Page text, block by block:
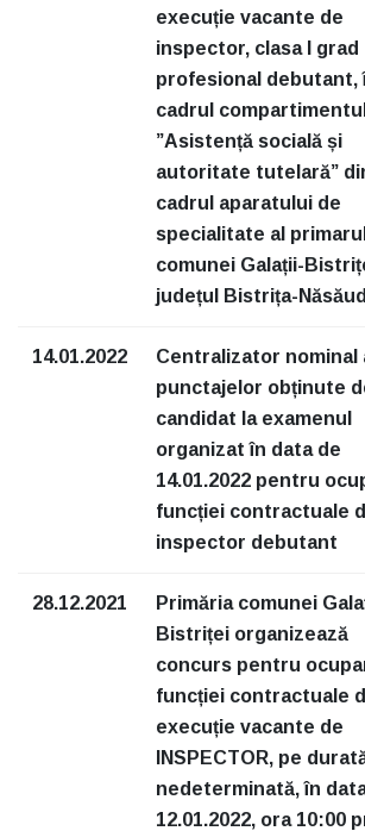
execuție vacante de
inspector, clasa I grad
profesional debutant,
cadrul
”Asistență socială și
autoritate tutelară”
cadrul aparatului de
specialitate al
comunei Galații-
județul Bistrița-Năsăud
14.01.2022
Centralizator nominal
punctajelor obținute
candidat la examenul
organizat în data de
14.01.2022 pentru
funcției contractuale
inspector debutant
28.12.2021
Primăria comunei
Bistriței organizează
concurs pentru
funcției contractuale
execuție vacante de
INSPECTOR, pe
nedeterminată, în
12.01.2022, ora 10:00